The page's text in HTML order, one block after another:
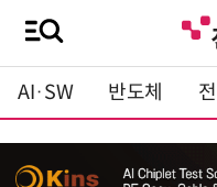
AI·SW 반도체